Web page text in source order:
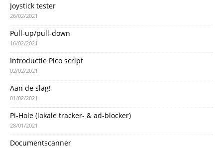
Joystick tester
26/02/2021
Pull-up/pull-down
16/02/2021
Introductie Pico script
02/02/2021
Aan de slag!
01/02/2021
Pi-Hole (lokale tracker- & ad-blocker)
28/01/2021
Documentscanner